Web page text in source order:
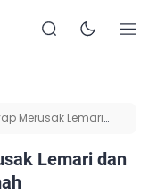
Merusak Lemari
Lemari dan